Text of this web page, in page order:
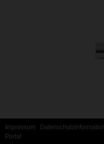
Impressum
Portal